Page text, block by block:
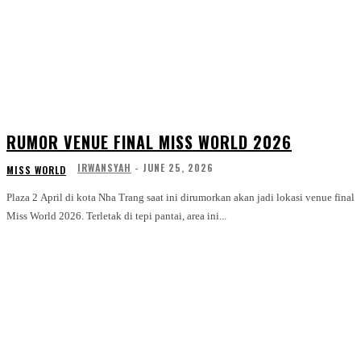
RUMOR VENUE FINAL MISS WORLD 2026
MISS WORLD IRWANSYAH - JUNE 25, 2026
Plaza 2 April di kota Nha Trang saat ini dirumorkan akan jadi lokasi venue final
Miss World 2026. Terletak di tepi pantai, area ini...